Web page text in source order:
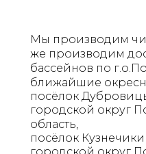
Мы производим
же производим
бассейнов по
ближайшие
посёлок
городской округ
область,
посёлок Кузнечики
городской округ